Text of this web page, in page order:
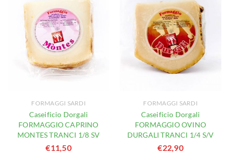
FORMAGGI SARDI
Caseificio Dorgali
FORMAGGIO CAPRINO
MONTES TRANCI 1/8 SV
€11,50
FORMAGGI SARDI
Caseificio Dorgali
FORMAGGIO OVINO
DURGALI TRANCI 1/4 S/V
€22,90